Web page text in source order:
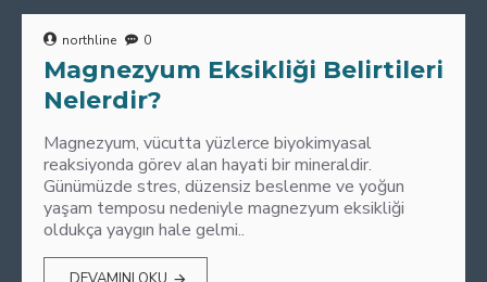
northline 0
Magnezyum Eksikliği Belirtileri
Nelerdir?
Magnezyum, vücutta yüzlerce biyokimyasal
reaksiyonda görev alan hayati bir mineraldir.
Günümüzde stres, düzensiz beslenme ve yoğun
yaşam temposu nedeniyle magnezyum eksikliği
oldukça yaygın hale gelmi..